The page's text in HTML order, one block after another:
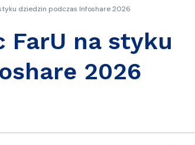
dziedzin podczas Infoshare 2026
FarU na styku
2026